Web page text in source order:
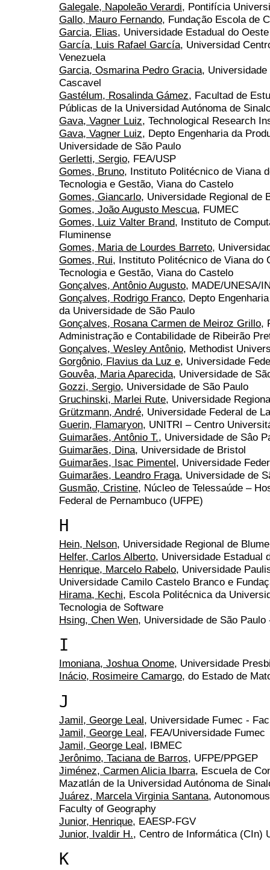
Galegale, Napoleão Verardi, Pontifícia
Gallo, Mauro Fernando, Fundação Escola de
Garcia, Elias, Universidade Estadual do
García, Luis Rafael García, Universidad
Venezuela
Garcia, Osmarina Pedro Gracia, Universidade
Cascavel
Gastélum, Rosalinda Gámez, Facultad de
Públicas de la Universidad Autónoma de
Gava, Vagner Luiz, Technological Research
Gava, Vagner Luiz, Depto Engenharia da
Universidade de São Paulo
Gerletti, Sergio, FEA/USP
Gomes, Bruno, Instituto Politécnico de Viana
Tecnologia e Gestão, Viana do Castelo
Gomes, Giancarlo, Universidade Regional de
Gomes, João Augusto Mescua, FUMEC
Gomes, Luiz Valter Brand, Instituto de
Fluminense
Gomes, Maria de Lourdes Barreto,
Gomes, Rui, Instituto Politécnico de Viana do
Tecnologia e Gestão, Viana do Castelo
Gonçalves, Antônio Augusto, MADE/UNESA/
Gonçalves, Rodrigo Franco, Depto
da Universidade de São Paulo
Gonçalves, Rosana Carmen de Meiroz Grillo,
Administração e Contabilidade de Ribeirão
Gonçalves, Wesley Antônio, Methodist
Gorgônio, Flavius da Luz e, Universidade
Gouvêa, Maria Aparecida, Universidade de
Gozzi, Sergio, Universidade de São Paulo
Gruchinski, Marlei Rute, Universidade
Grützmann, André, Universidade Federal de
Guerin, Flamaryon, UNITRI – Centro
Guimarães, Antônio T., Universidade de Sâo
Guimarães, Dina, Universidade de Bristol
Guimarães, Isac Pimentel, Universidade
Guimarães, Leandro Fraga, Universidade de
Gusmão, Cristine, Núcleo de Telessaúde –
Federal de Pernambuco (UFPE)
H
Hein, Nelson, Universidade Regional de
Helfer, Carlos Alberto, Universidade Estadual
Henrique, Marcelo Rabelo, Universidade
Universidade Camilo Castelo Branco e
Hirama, Kechi, Escola Politécnica da
Tecnologia de Software
Hsing, Chen Wen, Universidade de São Paulo
I
Imoniana, Joshua Onome, Universidade
Inácio, Rosimeire Camargo, do Estado de
J
Jamil, George Leal, Universidade Fumec -
Jamil, George Leal, FEA/Universidade Fumec
Jamil, George Leal, IBMEC
Jerônimo, Taciana de Barros, UFPE/PPGEP
Jiménez, Carmen Alicia Ibarra, Escuela de
Mazatlán de la Universidad Autónoma de
Juárez, Marcela Virginia Santana,
Faculty of Geography
Junior, Henrique, EAESP-FGV
Junior, Ivaldir H., Centro de Informática (CIn)
K